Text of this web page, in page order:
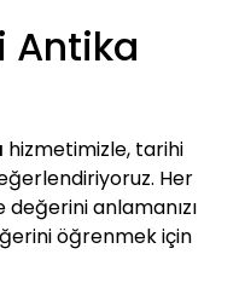
Antika
hizmetimizle, tarihi
Her
değerini anlamanızı
öğrenmek için